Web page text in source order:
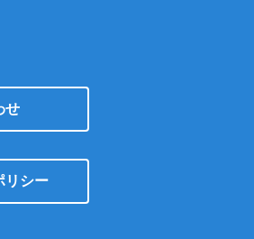
せ
リシー